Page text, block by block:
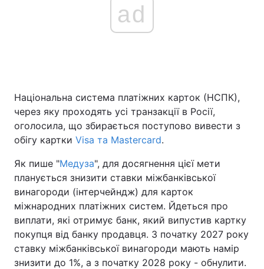
Головна Війна
Україна Політика
Спорт Наука
Техно і зв'язок Лайт
Зброя Інциденти
Здоров'я Туризм
ad
Національна система платіжних карток (НСПК),
через яку проходять усі транзакції в Росії,
оголосила, що збирається поступово вивести з
обігу картки Visa та Mastercard.
Як пише "Медуза", для досягнення цієї мети
планується знизити ставки міжбанківської
винагороди (інтерчейндж) для карток
міжнародних платіжних систем. Йдеться про
виплати, які отримує банк, який випустив картку
покупця від банку продавця. З початку 2027 року
ставку міжбанківської винагороди мають намір
знизити до 1%, а з початку 2028 року - обнулити.